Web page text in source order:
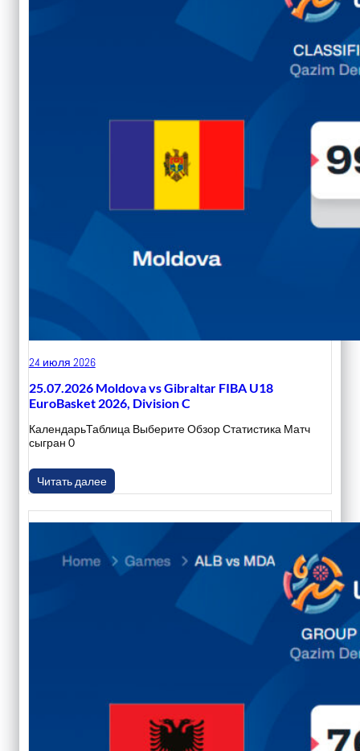
24 июля 2026
25.07.2026 Moldova vs Gibraltar FIBA U18
EuroBasket 2026, Division C
КалендарьТаблица Выберите Обзор Статистика Матч
сыгран 0
Читать далее